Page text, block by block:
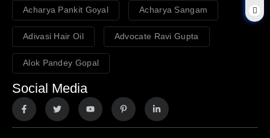
Acharya Pankit Goyal Acharya Sangam
Adivasi Hair Oil Advocate Ravi Gupta
Alok Pandey Gopal
Social Media